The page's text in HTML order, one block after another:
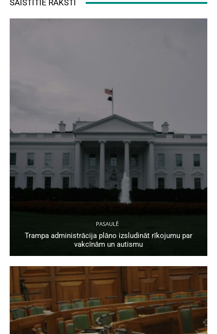
SAISTĪTIE RAKSTI
PASAULĒ
Trampa administrācija plāno izsludināt rīkojumu par
vakcīnām un autismu